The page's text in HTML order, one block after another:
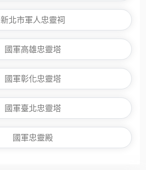
新北市軍人忠靈祠
國軍高雄忠靈塔
國軍彰化忠靈塔
國軍臺北忠靈塔
國軍忠靈殿